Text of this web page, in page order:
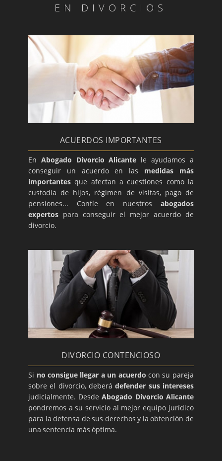
EN DIVORCIOS
ACUERDOS IMPORTANTES
En Abogado Divorcio Alicante le ayudamos a
conseguir un acuerdo en las medidas más
importantesque afectan a cuestiones como la
custodia de hijos, régimen de visitas, pago de
pensiones... Confíe en nuestros abogados
expertos para conseguir el mejor acuerdo de
divorcio.
DIVORCIO CONTENCIOSO
Si no consigue llegar a un acuerdo con su pareja
sobre el divorcio, deberádefender sus intereses
judicialmente. DesdeAbogado Divorcio Alicante
pondremos a su servicio al mejor equipo jurídico
para la defensa de sus derechos y la obtención de
una sentencía más óptima.